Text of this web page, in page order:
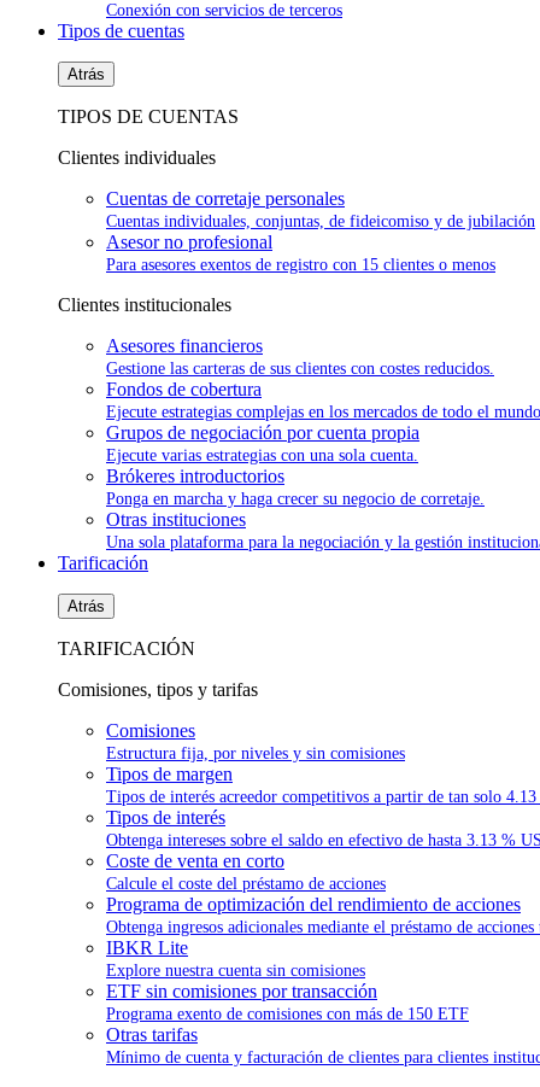
Conexión con servicios de terceros
Tipos de cuentas
Atrás
TIPOS DE CUENTAS
Clientes individuales
Cuentas de corretaje personales
Cuentas individuales, conjuntas, de fideicomiso y de jubilación
Asesor no profesional
Para asesores exentos de registro con 15 clientes o menos
Clientes institucionales
Asesores financieros
Gestione las carteras de sus clientes con costes reducidos.
Fondos de cobertura
Ejecute estrategias complejas en los mercados de todo el
Grupos de negociación por cuenta propia
Ejecute varias estrategias con una sola cuenta.
Brókeres introductorios
Ponga en marcha y haga crecer su negocio de corretaje.
Otras instituciones
Una sola plataforma para la negociación y la gestión
Tarificación
Atrás
TARIFICACIÓN
Comisiones, tipos y tarifas
Comisiones
Estructura fija, por niveles y sin comisiones
Tipos de margen
Tipos de interés acreedor competitivos a partir de tan solo
Tipos de interés
Obtenga intereses sobre el saldo en efectivo de hasta 3.13 %
Coste de venta en corto
Calcule el coste del préstamo de acciones
Programa de optimización del rendimiento de acciones
Obtenga ingresos adicionales mediante el préstamo de acciones
IBKR Lite
Explore nuestra cuenta sin comisiones
ETF sin comisiones por transacción
Programa exento de comisiones con más de 150 ETF
Otras tarifas
Mínimo de cuenta y facturación de clientes para clientes